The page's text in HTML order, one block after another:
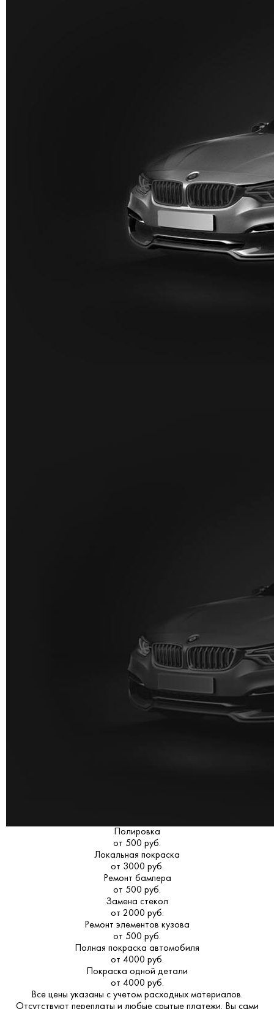
Полировка
от 500 руб.
Локальная покраска
от 3000 руб.
Ремонт бампера
от 500 руб.
Замена стекол
от 2000 руб.
Ремонт элементов кузова
от 500 руб.
Полная покраска автомобиля
от 4000 руб.
Покраска одной детали
от 4000 руб.
Все цены указаны с учетом расходных материалов.
Отсутствуют переплаты и любые срытые платежи. Вы сами